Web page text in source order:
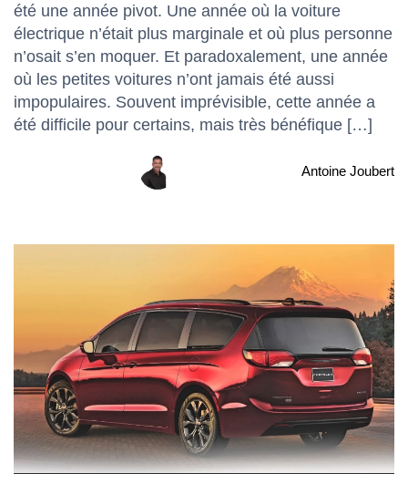
été une année pivot. Une année où la voiture
électrique n’était plus marginale et où plus personne
n’osait s’en moquer. Et paradoxalement, une année
où les petites voitures n’ont jamais été aussi
impopulaires. Souvent imprévisible, cette année a
été difficile pour certains, mais très bénéfique […]
Antoine Joubert